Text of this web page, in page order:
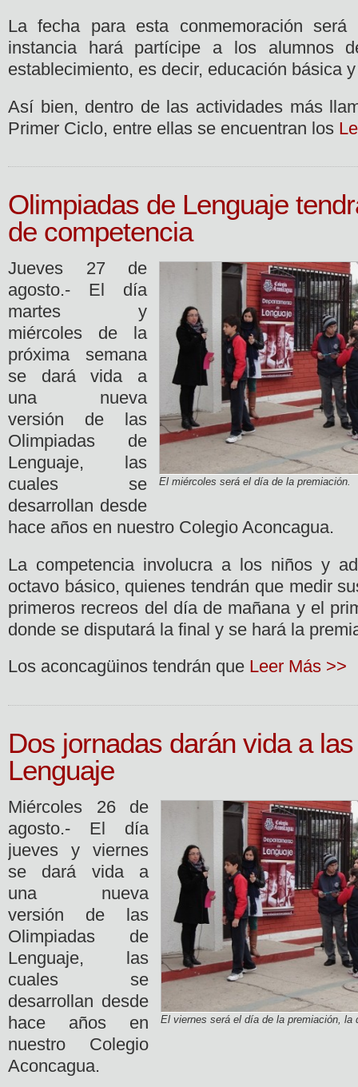
La fecha para esta conmemoración
instancia hará partícipe a los alumnos
establecimiento, es decir, educación básica
Así bien, dentro de las actividades más
Primer Ciclo, entre ellas se encuentran los
Olimpiadas de Lenguaje
de competencia
El miércoles será el día de la premiación.
Jueves 27 de
agosto.- El día
martes y
miércoles de la
próxima semana
se dará vida a
una nueva
versión de las
Olimpiadas de
Lenguaje, las
cuales se
desarrollan desde
hace años en nuestro Colegio Aconcagua.
La competencia involucra a los niños y
octavo básico, quienes tendrán que medir
primeros recreos del día de mañana y el
donde se disputará la final y se hará la
Los aconcagüinos tendrán que Leer Más >>
Dos jornadas darán vida a
Lenguaje
El viernes será el día de la premiación, la
Miércoles 26 de
agosto.- El día
jueves y viernes
se dará vida a
una nueva
versión de las
Olimpiadas de
Lenguaje, las
cuales se
desarrollan desde
hace años en
nuestro Colegio
Aconcagua.